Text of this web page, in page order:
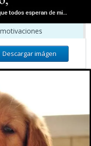
Descargar imágen